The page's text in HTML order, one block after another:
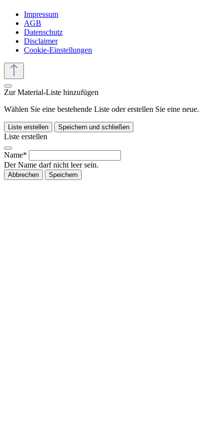
Impressum
AGB
Datenschutz
Disclaimer
Cookie-Einstellungen
Zur Material-Liste hinzufügen
Wählen Sie eine bestehende Liste oder erstellen Sie eine neue.
Liste erstellen Speichern und schließen
Liste erstellen
Name*
Der Name darf nicht leer sein.
Abbrechen Speichern